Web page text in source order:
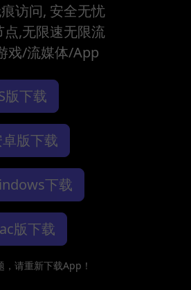
访问, 安全无忧
点,无限速无限流
戏/流媒体/App
版下载
版下载
下载
版下载
请重新下载App！